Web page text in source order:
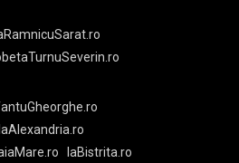
laAlexandria.ro
laBistrita.ro